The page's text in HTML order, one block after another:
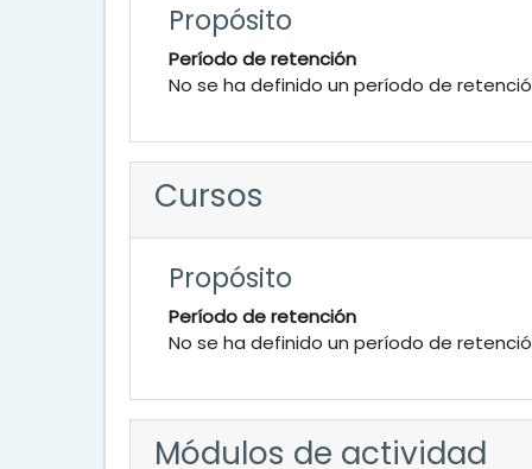
Propósito
Período de retención
No se ha definido un período de
Cursos
Propósito
Período de retención
No se ha definido un período de
Módulos de actividad